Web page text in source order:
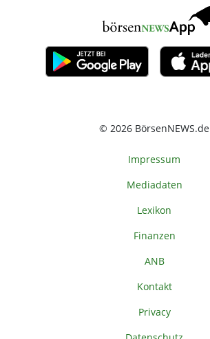
© 2026 BörsenNEWS.de
Impressum
Mediadaten
Lexikon
Finanzen
ANB
Kontakt
Privacy